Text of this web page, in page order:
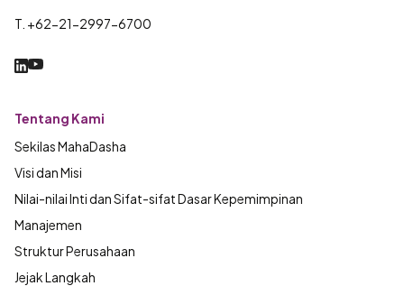
T. +62-21-2997-6700
Tentang Kami
Sekilas MahaDasha
Visi dan Misi
Nilai-nilai Inti dan Sifat-sifat Dasar Kepemimpinan
Manajemen
Struktur Perusahaan
Jejak Langkah